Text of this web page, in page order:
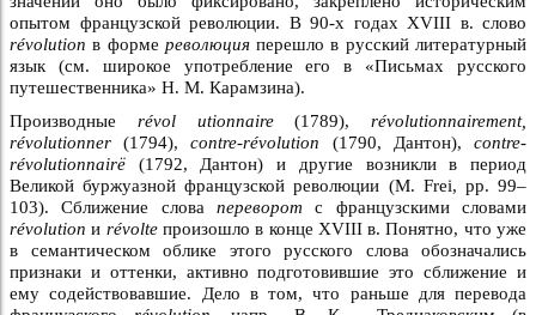
опытом французской революции. В 90-х годах XVIII в. слово
révolution в форме революцияперешло в русский литературный
язык (см. широкое употребление его в «Письмах русского
путешественника» Н. М. Карамзина).
Производные révol utionnaire(1789), révolutionnairement,
révolutionner (1794),contre-révolution (1790, Дантон),contre-
révolutionnairë (1792, Дантон) и другие возникли в период
Великой буржуазной французской революции (M. Frei, pp. 99–
103). Сближение слова переворот с французскими словами
révolution и révolteпроизошло в конце XVIII в. Понятно, что уже
в семантическом облике этого русского слова обозначались
признаки и оттенки, активно подготовившие это сближение и
ему содействовавшие. Дело в том, что раньше для перевода